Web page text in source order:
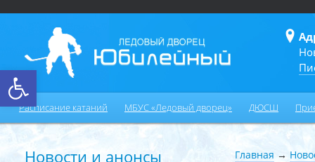
Открыть панель инструментов
Расписание катаний МБУС «Ледовый дворец» ДЮСШ
Главная →
Новости и анонсы